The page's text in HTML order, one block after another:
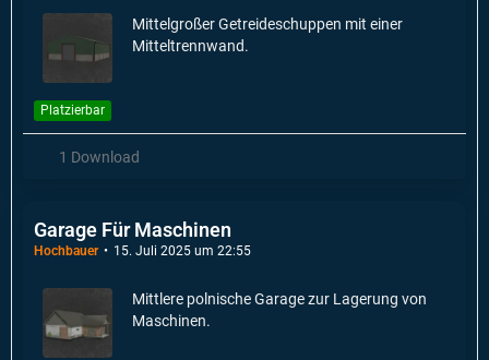
Mittelgroßer Getreideschuppen mit einer
Mitteltrennwand.
Platzierbar
1 Download
Garage Für Maschinen
Hochbauer 15. Juli 2025 um 22:55
Mittlere polnische Garage zur Lagerung von
Maschinen.